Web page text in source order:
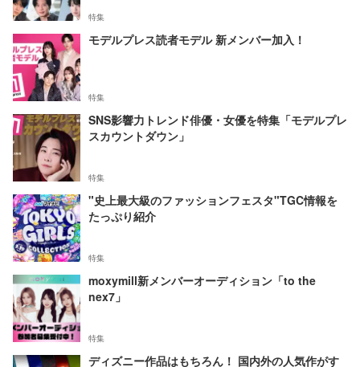
特集
モデルプレス読者モデル 新メンバー加入！
特集
SNS影響力トレンド俳優・女優を特集「モデルプレ
スカウントダウン」
特集
"史上最大級のファッションフェスタ"TGC情報を
たっぷり紹介
特集
moxymill新メンバーオーディション「to the
nex7」
特集
ディズニー作品はもちろん！ 国内外の人気作がす